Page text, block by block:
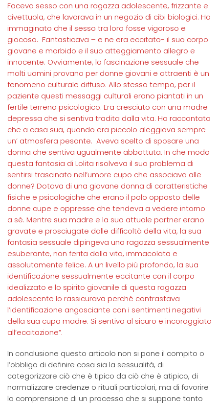
Faceva sesso con una ragazza adolescente, frizzante e
civettuola, che lavorava in un negozio di cibi biologici. Ha
immaginato che il sesso tra loro fosse vigoroso e
giocoso. Fantasticava – e ne era eccitato- il suo corpo
giovane e morbido e il suo atteggiamento allegro e
innocente. Ovviamente, la fascinazione sessuale che
molti uomini provano per donne giovani e attraenti è un
fenomeno culturale diffuso. Allo stesso tempo, per il
paziente questi messaggi culturali erano piantati in un
fertile terreno psicologico. Era cresciuto con una madre
depressa che si sentiva tradita dalla vita. Ha raccontato
che a casa sua, quando era piccolo aleggiava sempre
un‘ atmosfera pesante. Aveva scelto di sposare una
donna che sentiva ugualmente abbattuta. In che modo
questa fantasia di Lolita risolveva il suo problema di
sentirsi trascinato nell’umore cupo che associava alle
donne? Dotava di una giovane donna di caratteristiche
fisiche e psicologiche che erano il polo opposto delle
donne cupe e oppresse che tendeva a vedere intorno
a sé. Mentre sua madre e la sua attuale partner erano
gravate e prosciugate dalle difficoltà della vita, la sua
fantasia sessuale dipingeva una ragazza sessualmente
esuberante, non ferita dalla vita, immacolata e
assolutamente felice. A un livello più profondo, la sua
identificazione sessualmente eccitante con il corpo
idealizzato e lo spirito giovanile di questa ragazza
adolescente lo rassicurava perché contrastava
l’identificazione angosciante con i sentimenti negativi
della sua cupa madre. Si sentiva al sicuro e incoraggiato
all’eccitazione”.
In conclusione questo articolo non si pone il compito o
l’obbligo di definire cosa sia la sessualità, di
categorizzare ciò che è tipico da ciò che è atipico, di
normalizzare credenze o rituali particolari, ma di favorire
la comprensione di un processo che si suppone tanto